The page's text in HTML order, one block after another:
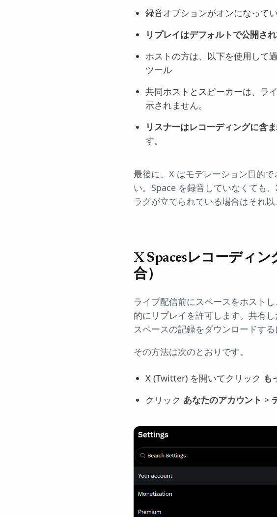
録音オプションがオンになって
リプレイはデフォルトで公開さ
ホストの方は、以下を使用して
ツール
共同ホストとスピーカーは、ラ
示されません。
リスナーはレコーディングに含
す。
最後に、X はモデレーション目的
い。Space を録音していなくても
ラグが立てられている場合はそれ以
X Spacesレコーディ
合）
ライブ配信前にスペースをホスト
的にリプレイを許可します。共有
スペースの記録をダウンロードす
その方法は次のとおりです。
X (Twitter) を開いてクリック も
クリック あなたのアカウント >